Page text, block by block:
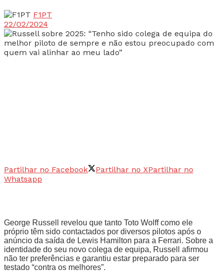
F1PT
22/02/2024
Partilhar no Facebook Partilhar no XPartilhar no
Whatsapp
George Russell revelou que tanto Toto Wolff como ele
próprio têm sido contactados por diversos pilotos após o
anúncio da saída de Lewis Hamilton para a Ferrari. Sobre a
identidade do seu novo colega de equipa, Russell afirmou
não ter preferências e garantiu estar preparado para ser
testado “contra os melhores”.